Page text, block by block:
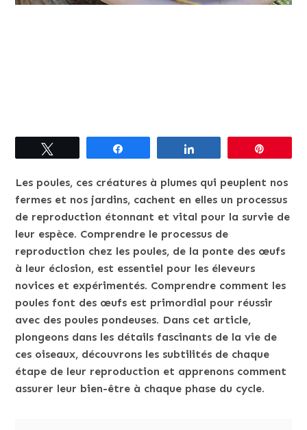
Les poules, ces créatures à plumes qui peuplent nos
fermes et nos jardins, cachent en elles un processus
de reproduction étonnant et vital pour la survie de
leur espèce. Comprendre le processus de
reproduction chez les poules, de la ponte des œufs
à leur éclosion, est essentiel pour les éleveurs
novices et expérimentés. Comprendre comment les
poules font des œufs est primordial pour réussir
avec des poules pondeuses. Dans cet article,
plongeons dans les détails fascinants de la vie de
ces oiseaux, découvrons les subtilités de chaque
étape de leur reproduction et apprenons comment
assurer leur bien-être à chaque phase du cycle.